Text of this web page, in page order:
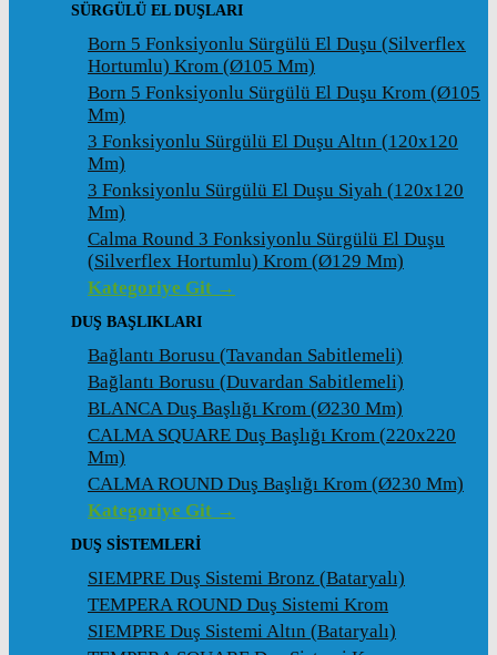
SÜRGÜLÜ EL DUŞLARI
Born 5 Fonksiyonlu Sürgülü El Duşu (Silverflex
Hortumlu) Krom (ø105 Mm)
Born 5 Fonksiyonlu Sürgülü El Duşu Krom (ø105
Mm)
3 Fonksiyonlu Sürgülü El Duşu Altın (120x120
Mm)
3 Fonksiyonlu Sürgülü El Duşu Siyah (120x120
Mm)
Calma Round 3 Fonksiyonlu Sürgülü El Duşu
(Silverflex Hortumlu) Krom (ø129 Mm)
Kategoriye Git →
DUŞ BAŞLIKLARI
Bağlantı Borusu (Tavandan Sabitlemeli)
Bağlantı Borusu (Duvardan Sabitlemeli)
BLANCA Duş Başlığı Krom (ø230 Mm)
CALMA SQUARE Duş Başlığı Krom (220x220
Mm)
CALMA ROUND Duş Başlığı Krom (ø230 Mm)
Kategoriye Git →
DUŞ SİSTEMLERİ
SIEMPRE Duş Sistemi Bronz (Bataryalı)
TEMPERA ROUND Duş Sistemi Krom
SIEMPRE Duş Sistemi Altın (Bataryalı)